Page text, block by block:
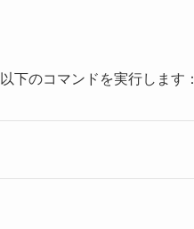
下のコマンドを実行します：